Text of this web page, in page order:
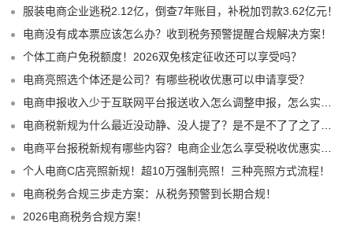
服装电商企业逃税2.12亿，倒查7年账目，补税加罚款3.62亿元！
电商没有成本票应该怎么办？收到税务预警提醒合规解决方案！
个体工商户免税额度！2026双免核定征收还可以享受吗？
电商亮照选个体还是公司？有哪些税收优惠可以申请享受？
电商申报收入少于互联网平台报送收入怎么调整申报，怎么实现合规申报享受税收优惠！
电商税新规为什么最近没动静、没人提了？是不是不了了之了嘛？
电商平台报税新规有哪些内容？电商企业怎么享受税收优惠实现税务合规？
个人电商C店亮照新规！超10万强制亮照！三种亮照方式流程！
电商税务合规三步走方案：从税务预警到长期合规！
2026电商税务合规方案！